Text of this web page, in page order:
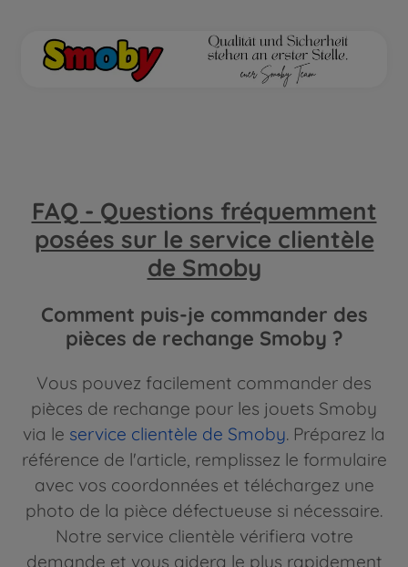
FAQ - Questions fréquemment
posées sur le service clientèle
de Smoby
Comment puis-je commander des
pièces de rechange Smoby ?
Vous pouvez facilement commander des
pièces de rechange pour les jouets Smoby
via le service clientèle de Smoby. Préparez la
référence de l'article, remplissez le formulaire
avec vos coordonnées et téléchargez une
photo de la pièce défectueuse si nécessaire.
Notre service clientèle vérifiera votre
demande et vous aidera le plus rapidement